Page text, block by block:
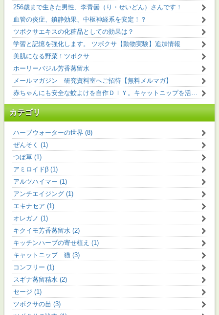
256歳まで生きた男性、李青曇（り・せいどん）さんです！
血管の炎症、鎮静効果、中枢神経系を安定！？
ツボクサエキスの化粧品としての効果は？
学習と記憶を強化します。 ツボクサ【動物実験】追加情報
美肌になる野菜！ツボクサ
ホーリーバジル芳香蒸留水
メールマガジン 研究資料室へご招待【無料メルマガ】
赤ちゃんにも安全な蚊よけを自作ＤＩＹ。キャットニップを活用！
カテゴリ
ハーブウォーターの世界 (8)
ぜんそく (1)
つぼ草 (1)
アミロイドβ (1)
アルツハイマー (1)
アンチエイジング (1)
エキナセア (1)
オレガノ (1)
キクイモ芳香蒸留水 (2)
キッチンハーブの寄せ植え (1)
キャットニップ 猫 (3)
コンフリー (1)
スギナ蒸留精水 (2)
セージ (1)
ツボクサの苗 (3)